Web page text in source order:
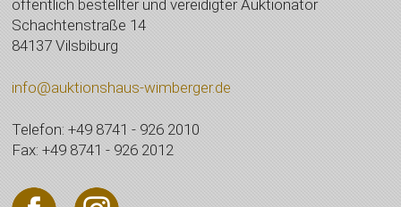
öffentlich bestellter und vereidigter Auktionator
Schachtenstraße 14
84137 Vilsbiburg
info@auktionshaus-wimberger.de
Telefon: +49 8741 - 926 2010
Fax: +49 8741 - 926 2012